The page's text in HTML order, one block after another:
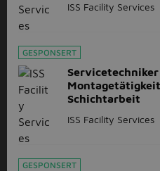
ISS Facility Services
GESPONSERT
Schichtarbeit
ISS Facility Services
GESPONSERT